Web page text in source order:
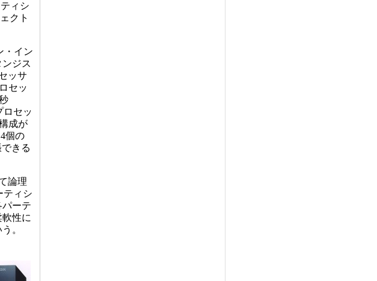
ィシ
クト
・イン
ジス
ッサ
セッ
ロセッ
成が
個の
きる
論理
ティシ
ーテ
性に
。